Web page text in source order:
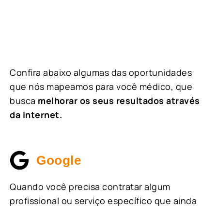
Confira abaixo algumas das oportunidades
que nós mapeamos para você médico, que
busca melhorar os seus resultados através
da internet.
Google
Quando você precisa contratar algum
profissional ou serviço específico que ainda